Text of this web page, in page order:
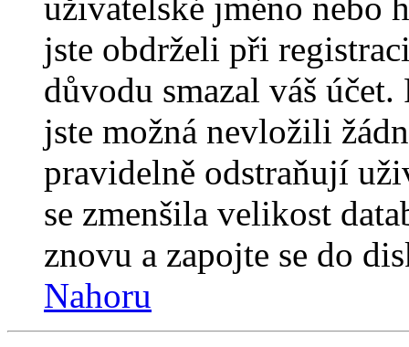
jste obdrželi při
důvodu smazal váš
jste možná nevložili
pravidelně odstraňují
se zmenšila velikost
znovu a zapojte se do
Nahoru